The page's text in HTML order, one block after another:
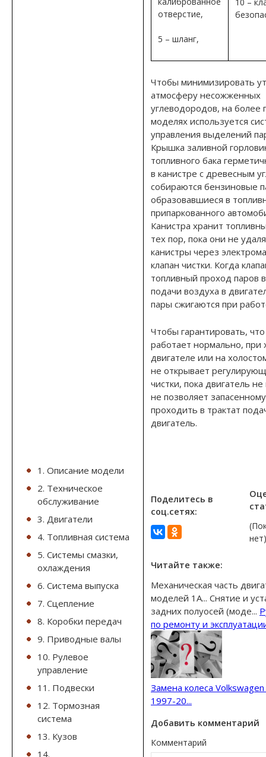
1. Описание модели
2. Техническое
обслуживание
3. Двигатели
4. Топливная система
5. Системы смазки,
охлаждения
6. Система выпуска
7. Сцепление
8. Коробки передач
9. Приводные валы
10. Рулевое
управление
11. Подвески
12. Тормозная
система
13. Кузов
14.
отверстие,
5 – шланг,
10 –
Чтобы минимизировать
атмосферу несожженных
углеводородов, на более
моделях используется
управления выделений
Крышка заливной
топливного бака
в канистре с древесным
собираются бензиновые
образовавшиеся в
припаркованного
Канистра хранит
тех пор, пока они не
канистры через
клапан чистки. Когда
топливный проход паров
подачи воздуха в
пары сжигаются при
Чтобы гарантировать,
работает нормально, при
двигателе или на
не открывает
чистки, пока двигатель не
не позволяет
проходить в трактат
двигатель.
Поделитесь в
соц.сетях:
нет)
Читайте также:
Механическая часть
моделей 1A... Снятие и
задних полуосей (моде...
по ремонту и
Замена колеса
1997-20...
Добавить комментарий
Комментарий